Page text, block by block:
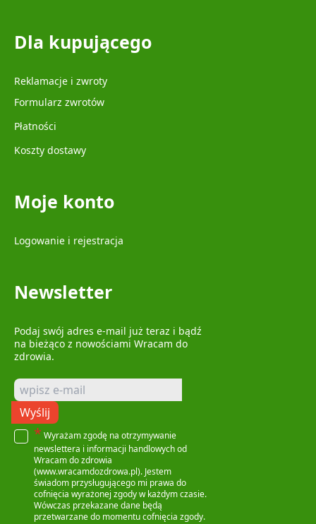
Dla kupującego
Reklamacje i zwroty
Formularz zwrotów
Płatności
Koszty dostawy
Moje konto
Logowanie i rejestracja
Newsletter
Podaj swój adres e-mail już teraz i bądź
na bieżąco z nowościami Wracam do
zdrowia.
Wyślij
* Wyrażam zgodę na otrzymywanie
newslettera i informacji handlowych od
Wracam do zdrowia
(www.wracamdozdrowa.pl). Jestem
świadom przysługującego mi prawa do
cofnięcia wyrażonej zgody w każdym czasie.
Wówczas przekazane dane będą
przetwarzane do momentu cofnięcia zgody.